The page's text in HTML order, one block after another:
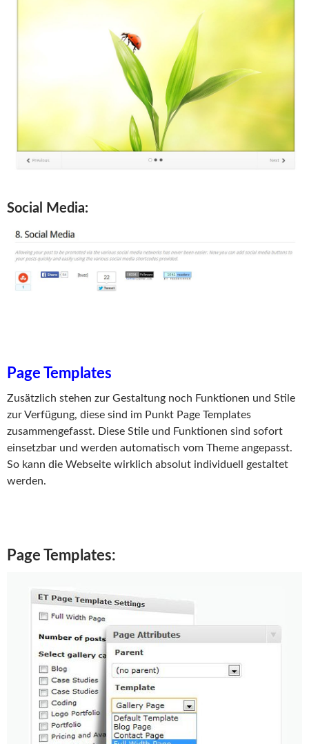
Social Media:
Page Templates
Zusätzlich stehen zur Gestaltung noch Funktionen und Stile
zur Verfügung, diese sind im Punkt Page Templates
zusammengefasst. Diese Stile und Funktionen sind sofort
einsetzbar und werden automatisch vom Theme angepasst.
So kann die Webseite wirklich absolut individuell gestaltet
werden.
Page Templates: